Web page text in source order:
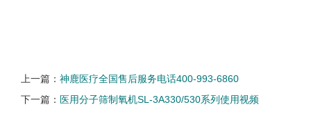
上一篇： 神鹿医疗全国售后服务电话400-993-6860
下一篇： 医用分子筛制氧机SL-3A330/530系列使用视频